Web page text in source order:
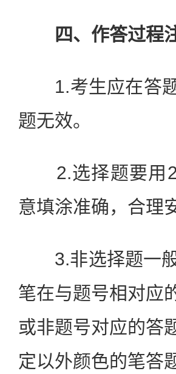
四、作答过程
1.考生应在答题
题无效。
2.选择题要用
意填涂准确，合理
3.非选择题一般
笔在与题号相对应
或非题号对应的答
定以外颜色的笔答